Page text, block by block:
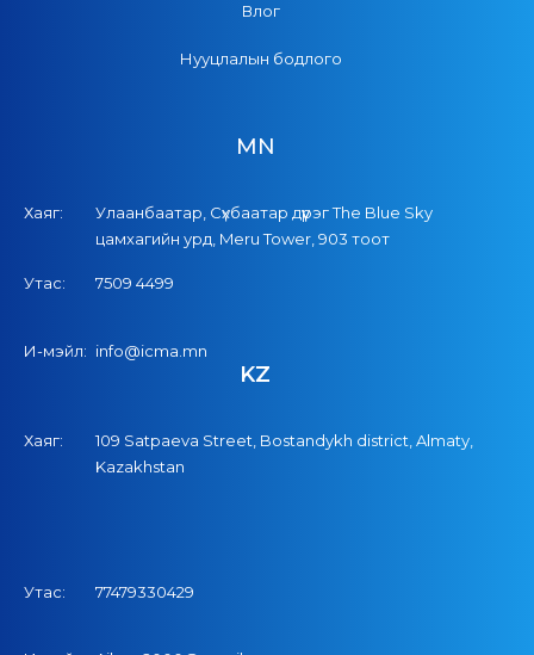
Влог
Нууцлалын бодлого
MN
Хаяг:
Улаанбаатар, Сүхбаатар дүүрэг The Blue Sky
цамхагийн урд, Meru Tower, 903 тоот
Утас: 7509 4499
И-мэйл: info@icma.mn
KZ
Хаяг:
109 Satpaeva Street, Bostandykh district, Almaty,
Kazakhstan
Утас: 77479330429